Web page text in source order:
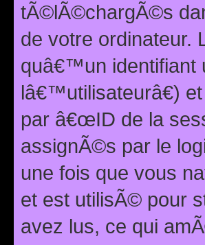
tÃ©lÃ©chargÃ©s
de votre ordinateur.
quâ€™un identifiant
lâ€™utilisateurâ€)
par â€œID de la
assignÃ©s par le
une fois que vous
et est utilisÃ© pour
avez lus, ce qui